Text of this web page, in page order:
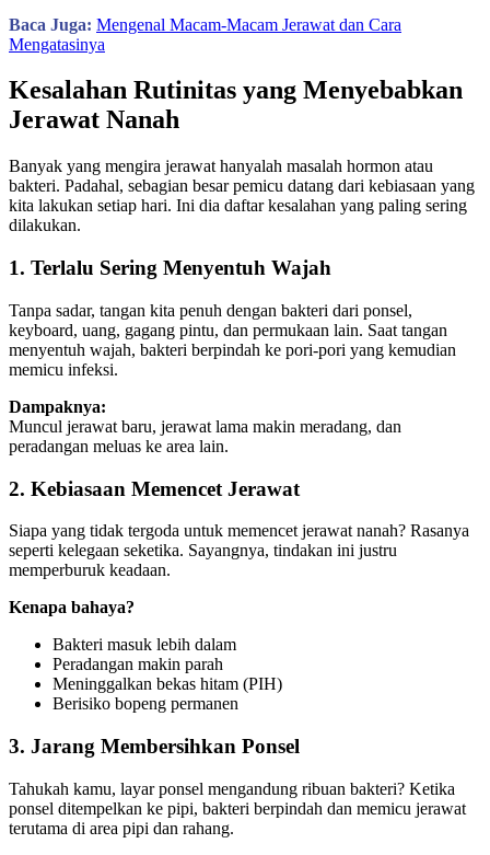
Baca Juga: Mengenal Macam-Macam Jerawat dan Cara
Mengatasinya
Kesalahan Rutinitas yang Menyebabkan
Jerawat Nanah
Banyak yang mengira jerawat hanyalah masalah hormon atau
bakteri. Padahal, sebagian besar pemicu datang dari kebiasaan yang
kita lakukan setiap hari. Ini dia daftar kesalahan yang paling sering
dilakukan.
1. Terlalu Sering Menyentuh Wajah
Tanpa sadar, tangan kita penuh dengan bakteri dari ponsel,
keyboard, uang, gagang pintu, dan permukaan lain. Saat tangan
menyentuh wajah, bakteri berpindah ke pori-pori yang kemudian
memicu infeksi.
Dampaknya:
Muncul jerawat baru, jerawat lama makin meradang, dan
peradangan meluas ke area lain.
2. Kebiasaan Memencet Jerawat
Siapa yang tidak tergoda untuk memencet jerawat nanah? Rasanya
seperti kelegaan seketika. Sayangnya, tindakan ini justru
memperburuk keadaan.
Kenapa bahaya?
Bakteri masuk lebih dalam
Peradangan makin parah
Meninggalkan bekas hitam (PIH)
Berisiko bopeng permanen
3. Jarang Membersihkan Ponsel
Tahukah kamu, layar ponsel mengandung ribuan bakteri? Ketika
ponsel ditempelkan ke pipi, bakteri berpindah dan memicu jerawat
terutama di area pipi dan rahang.